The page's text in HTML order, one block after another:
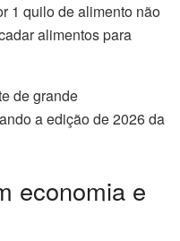
1 quilo de alimento não
alimentos para
de grande
a edição de 2026 da
economia e